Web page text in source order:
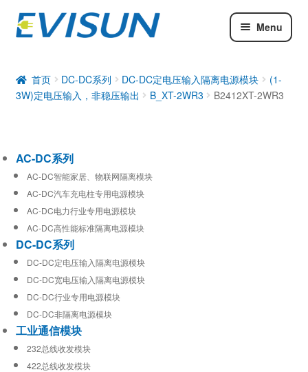
Menu
DC-DC系列
工业通信模块
首页 DC-DC系列 DC-DC定电压输入隔离电源模块
(1-
3W)定电压输入，非稳压输出
B_XT-2WR3 B2412XT-2WR3
AC-DC系列
AC-DC智能家居、物联网隔离模块
AC-DC汽车充电柱专用电源模块
AC-DC电力行业专用电源模块
AC-DC高性能标准隔离电源模块
DC-DC系列
DC-DC定电压输入隔离电源模块
DC-DC宽电压输入隔离电源模块
DC-DC行业专用电源模块
DC-DC非隔离电源模块
工业通信模块
232总线收发模块
422总线收发模块